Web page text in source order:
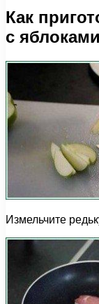
Как
с
Измельчите